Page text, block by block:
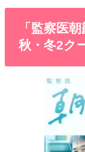
「監察医
秋・冬2ク